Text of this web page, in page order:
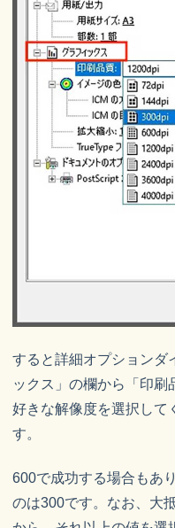
すると詳細オプションダ
ックス」の欄から「印刷
好きな解像度を選択して
す。
600で成功する場合もあ
のは300です。なお、大